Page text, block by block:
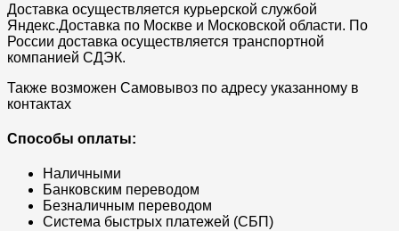
Доставка осуществляется курьерской службой
Яндекс.Доставка по Москве и Московской области. По
России доставка осуществляется транспортной
компанией СДЭК.
Также возможен Самовывоз по адресу указанному в
контактах
Способы оплаты:
Наличными
Банковским переводом
Безналичным переводом
Система быстрых платежей (СБП)